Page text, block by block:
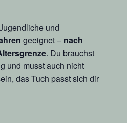
und
geeignet – nach
. Du brauchst
und musst auch nicht
das Tuch passt sich dir